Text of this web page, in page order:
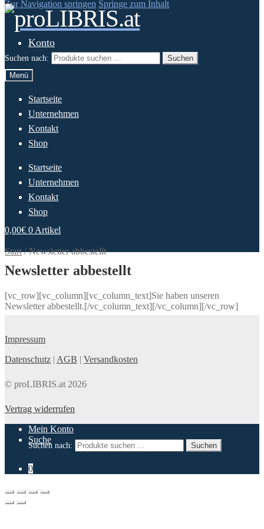
Zur Navigation springen Springe zum Inhalt
Konto
Suchen nach:
Suchen
Menü
Startseite
Unternehmen
Kontakt
Shop
Startseite
Unternehmen
Kontakt
Shop
0,00€ 0 Artikel
Start/Newsletter abbestellt
Newsletter abbestellt
[vc_row][vc_column][vc_column_text]Sie haben unseren
Newsletter abbestellt.[/vc_column_text][/vc_column][/vc_row]
Impressum
Datenschutz | AGB | Versandkosten
© proLIBRIS.at 2026
Vertrag widerrufen
Mein Konto
Suche
Suchen nach: Suchen
0